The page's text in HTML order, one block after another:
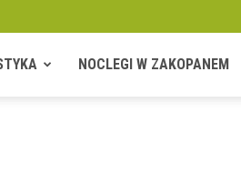
NOCLEGI W ZAKOPANEM